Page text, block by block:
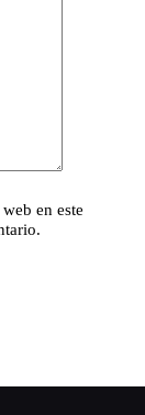
en este